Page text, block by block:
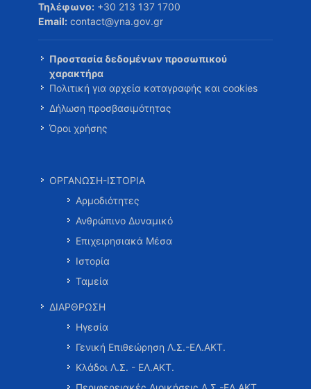
Τηλέφωνο: +30 213 137 1700
Email: contact@yna.gov.gr
Προστασία δεδομένων προσωπικού
χαρακτήρα
Πολιτική για αρχεία καταγραφής και cookies
Δήλωση προσβασιμότητας
Όροι χρήσης
ΟΡΓΑΝΩΣΗ-ΙΣΤΟΡΙΑ
Αρμοδιότητες
Ανθρώπινο Δυναμικό
Επιχειρησιακά Μέσα
Ιστορία
Ταμεία
ΔΙΑΡΘΡΩΣΗ
Ηγεσία
Γενική Επιθεώρηση Λ.Σ.-ΕΛ.ΑΚΤ.
Κλάδοι Λ.Σ. - ΕΛ.ΑΚΤ.